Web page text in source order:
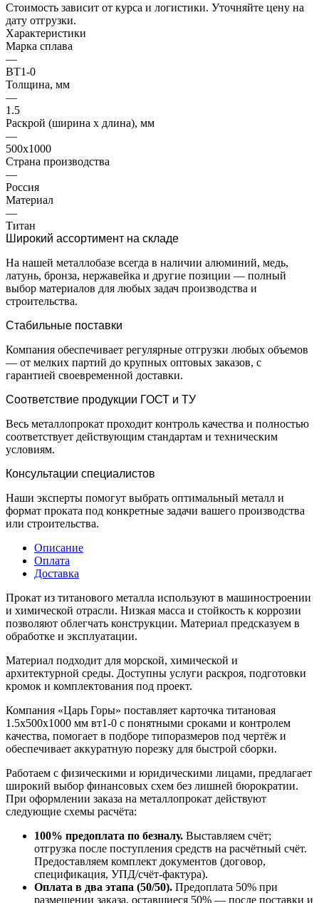
Стоимость зависит от курса и логистики. Уточняйте цену на
дату отгрузки.
Характеристики
Марка сплава
—
ВТ1-0
Толщина, мм
—
1.5
Раскрой (ширина х длина), мм
—
500х1000
Страна производства
—
Россия
Материал
—
Титан
Широкий ассортимент на складе
На нашей металлобазе всегда в наличии алюминий, медь,
латунь, бронза, нержавейка и другие позиции — полный
выбор материалов для любых задач производства и
строительства.
Стабильные поставки
Компания обеспечивает регулярные отгрузки любых объемов
— от мелких партий до крупных оптовых заказов, с
гарантией своевременной доставки.
Соответствие продукции ГОСТ и ТУ
Весь металлопрокат проходит контроль качества и полностью
соответствует действующим стандартам и техническим
условиям.
Консультации специалистов
Наши эксперты помогут выбрать оптимальный металл и
формат проката под конкретные задачи вашего производства
или строительства.
Описание
Оплата
Доставка
Прокат из титанового металла используют в машиностроении
и химической отрасли. Низкая масса и стойкость к коррозии
позволяют облегчать конструкции. Материал предсказуем в
обработке и эксплуатации.
Материал подходит для морской, химической и
архитектурной среды. Доступны услуги раскроя, подготовки
кромок и комплектования под проект.
Компания «Царь Горы» поставляет карточка титановая
1.5х500х1000 мм вт1-0 с понятными сроками и контролем
качества, помогает в подборе типоразмеров под чертёж и
обеспечивает аккуратную порезку для быстрой сборки.
Работаем с физическими и юридическими лицами, предлагает
широкий выбор финансовых схем без лишней бюрократии.
При оформлении заказа на металлопрокат действуют
следующие схемы расчёта:
100% предоплата по безналу. Выставляем счёт;
отгрузка после поступления средств на расчётный счёт.
Предоставляем комплект документов (договор,
спецификация, УПД/счёт-фактура).
Оплата в два этапа (50/50). Предоплата 50% при
размещении заказа, оставшиеся 50% — после поставки и